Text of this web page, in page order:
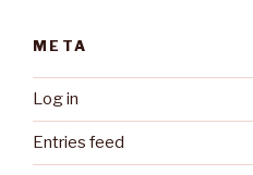
META
Log in
Entries feed